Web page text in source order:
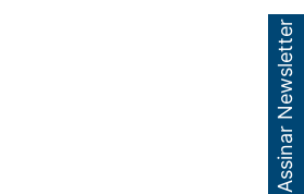
Assinar Newsletter